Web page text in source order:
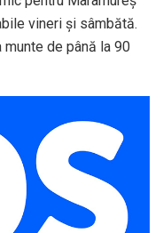
vineri și sâmbătă.
de până la 90